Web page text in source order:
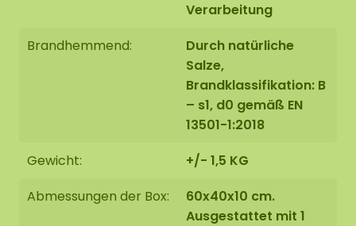
Verarbeitung
Brandhemmend:
Durch natürliche
Salze,
Brandklassifikation: B
– s1, d0 gemäß EN
13501-1:2018
Gewicht:
+/- 1,5 KG
Abmessungen der Box:
60x40x10 cm.
Ausgestattet mit 1